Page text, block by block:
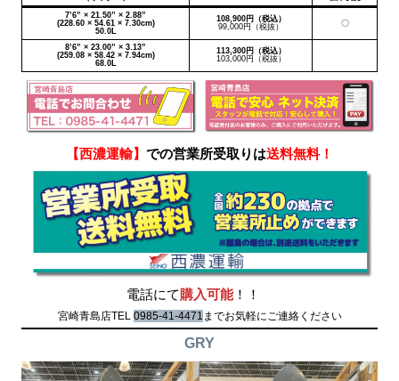
7’6” × 21.50” × 2.88”
(228.60 × 54.61 × 7.30cm)
50.0L
108,900円（税込）
99,000円（税抜）
〇
8’6” × 23.00” × 3.13”
(259.08 × 58.42 × 7.94cm)
68.0L
113,300円（税込）
103,000円（税抜）
【西濃運輸】 での営業所受取りは送料無料！
電話にて 購入可能！！
宮崎青島店TEL 0985-41-4471 までお気軽にご連絡ください
GRY